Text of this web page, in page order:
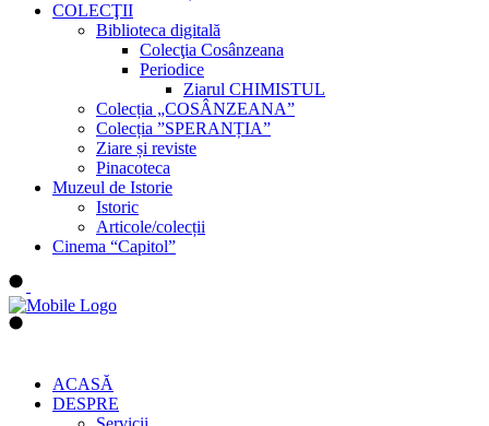
COLECŢII
Biblioteca digitală
Colecţia Cosânzeana
Periodice
Ziarul CHIMISTUL
Colecția „COSÂNZEANA”
Colecția ”SPERANȚIA”
Ziare și reviste
Pinacoteca
Muzeul de Istorie
Istoric
Articole/colecții
Cinema “Capitol”
ACASĂ
DESPRE